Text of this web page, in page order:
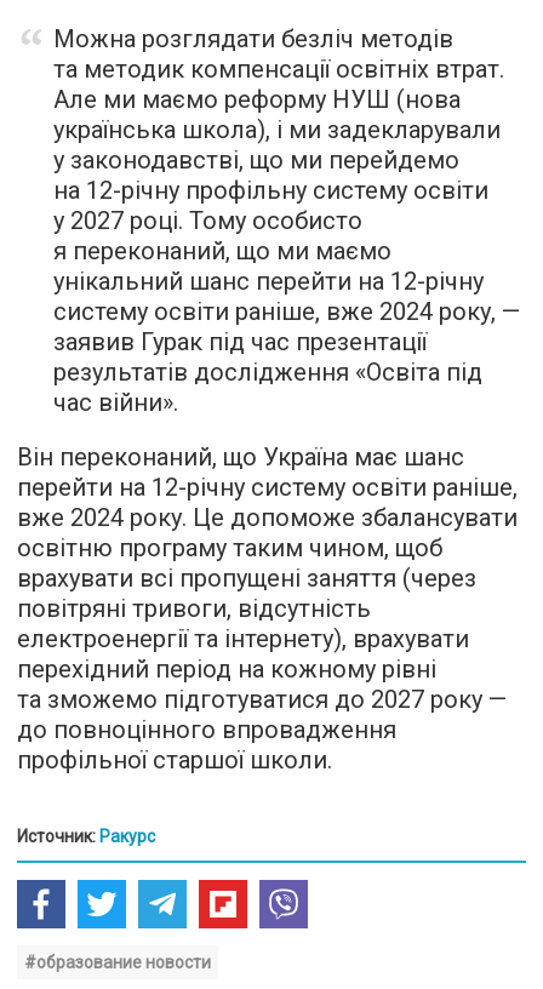
Можна розглядати безліч методів
та методик компенсації освітніх втрат.
Але ми маємо реформу НУШ (нова
українська школа), і ми задекларували
у законодавстві, що ми перейдемо
на 12-річну профільну систему освіти
у 2027 році. Тому особисто
я переконаний, що ми маємо
унікальний шанс перейти на 12-річну
систему освіти раніше, вже 2024 року, —
заявив Гурак під час презентації
результатів дослідження «Освіта під
час війни».
Він переконаний, що Україна має шанс
перейти на 12-річну систему освіти раніше,
вже 2024 року. Це допоможе збалансувати
освітню програму таким чином, щоб
врахувати всі пропущені заняття (через
повітряні тривоги, відсутність
електроенергії та інтернету), врахувати
перехідний період на кожному рівні
та зможемо підготуватися до 2027 року —
до повноцінного впровадження
профільної старшої школи.
Источник: Ракурс
#образование новости